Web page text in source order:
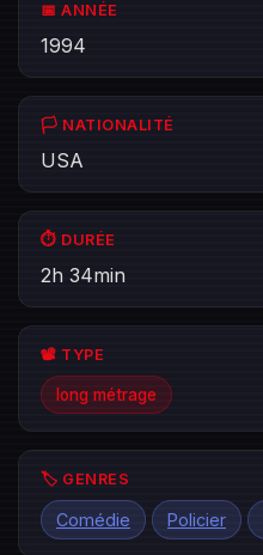
📅 ANNÉE
1994
🏳️ NATIONALITÉ
USA
⏱️ DURÉE
2h 34min
📽️ TYPE
long métrage
🏷️ GENRES
Comédie Policier